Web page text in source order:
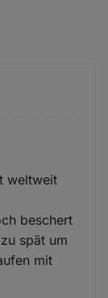
weltweit
beschert
spät um
mit